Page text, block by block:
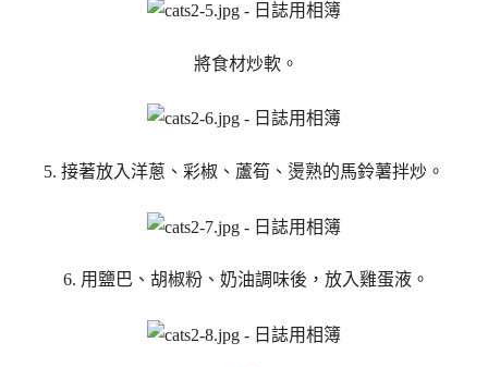
將食材炒軟。
5. 接著放入洋蔥、彩椒、蘆筍、燙熟的馬鈴薯拌炒。
6. 用鹽巴、胡椒粉、奶油調味後，放入雞蛋液。